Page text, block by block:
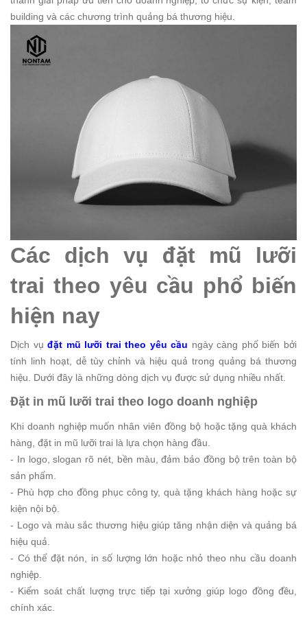
building và các chương trình quảng bá thương hiệu.
Các dịch vụ đặt mũ lưỡi
trai theo yêu cầu phổ biến
hiện nay
Dịch vụđặt mũ lưỡi trai theo yêu cầu ngày càng phổ biến bởi
tính linh hoạt, dễ tùy chỉnh và hiệu quả trong quảng bá thương
hiệu. Dưới đây là những dòng dịch vụ được sử dụng nhiều nhất.
Đặt in mũ lưỡi trai theo logo doanh nghiệp
Khi doanh nghiệp muốn nhân viên đồng bộ hoặc tặng quà khách
hàng, đặt in mũ lưỡi trai là lựa chọn hàng đầu.
- In logo, slogan rõ nét, bền màu, đảm bảo đồng bộ trên toàn bộ
sản phẩm.
- Phù hợp cho đồng phục công ty, quà tặng khách hàng hoặc sự
kiện nội bộ.
- Logo và màu sắc thương hiệu giúp tăng nhận diện và quảng bá
hiệu quả.
- Có thể đặt nón, in số lượng lớn hoặc nhỏ theo nhu cầu doanh
nghiệp.
- Kiểm soát chất lượng trực tiếp tại xưởng giúp logo đồng đều,
chính xác.